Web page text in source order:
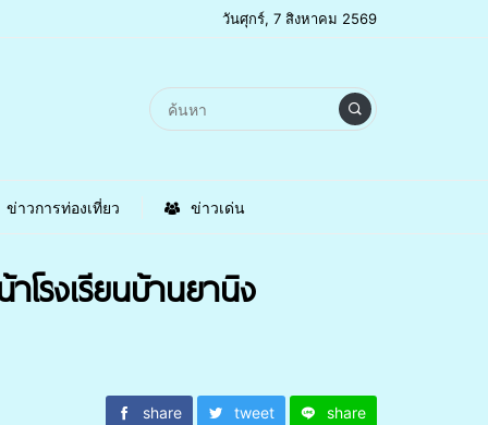
วันศุกร์, 7 สิงหาคม 2569
ข่าวการท่องเที่ยว ข่าวเด่น
โรงเรียนบ้านยานิง
share tweet share